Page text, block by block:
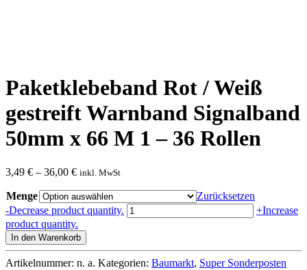
Paketklebeband Rot / Weiß
gestreift Warnband Signalband
50mm x 66 M 1 – 36 Rollen
3,49 € – 36,00 € inkl. MwSt
Menge
Zurücksetzen
-Decrease product quantity. Paketklebeband
Rot
gestreift
+Increase
product quantity.
In den Warenkorb
Artikelnummer: n. a. Kategorien: Baumarkt, Super Sonderposten